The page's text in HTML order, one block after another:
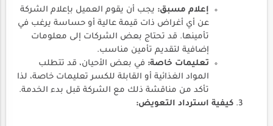
إعلام مسبق: يجب أن يقوم العميل بإعلام الشركة
عن أي أغراض ذات قيمة عالية أو حساسة يرغب في
تأمينها. قد تحتاج بعض الشركات إلى معلومات
إضافية لتقديم تأمين مناسب.
تعليمات خاصة: في بعض الأحيان، قد تتطلب
المواد الغذائية أو القابلة للكسر تعليمات خاصة، لذا
تأكد من مناقشة ذلك مع الشركة قبل بدء الخدمة.
كيفية استرداد التعويض: